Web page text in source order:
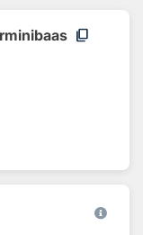
content_copy